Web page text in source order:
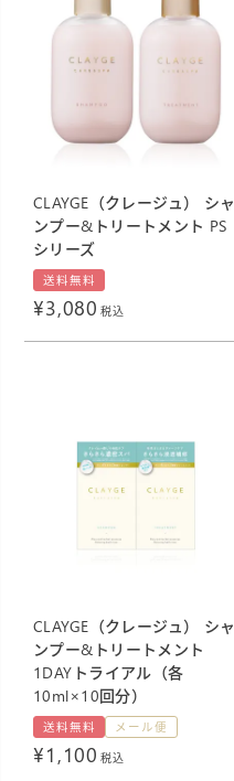
CLAYGE（クレージュ） シャ
ンプー&トリートメント PS
シリーズ
送料無料
¥3,080 税込
CLAYGE（クレージュ） シャ
ンプー&トリートメント
1DAYトライアル（各
10ml×10回分）
送料無料 メール便
¥1,100 税込